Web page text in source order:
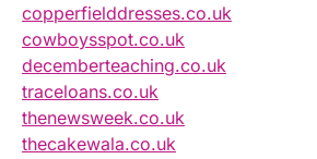
copperfielddresses.co.uk
cowboysspot.co.uk
decemberteaching.co.uk
traceloans.co.uk
thenewsweek.co.uk
thecakewala.co.uk